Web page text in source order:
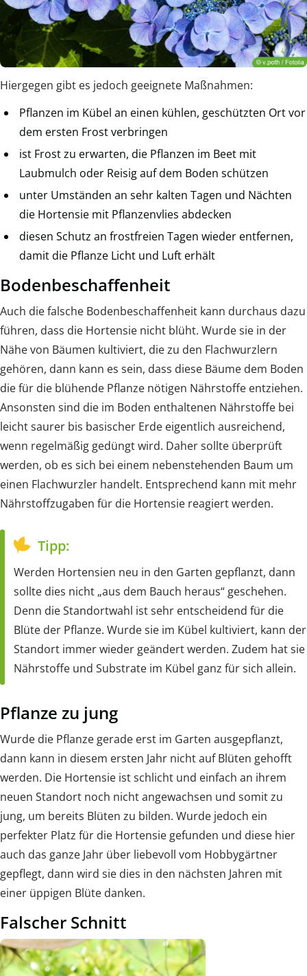
Hiergegen gibt es jedoch geeignete Maßnahmen:
Pflanzen im Kübel an einen kühlen, geschützten Ort vor
dem ersten Frost verbringen
ist Frost zu erwarten, die Pflanzen im Beet mit
Laubmulch oder Reisig auf dem Boden schützen
unter Umständen an sehr kalten Tagen und Nächten
die Hortensie mit Pflanzenvlies abdecken
diesen Schutz an frostfreien Tagen wieder entfernen,
damit die Pflanze Licht und Luft erhält
Bodenbeschaffenheit
Auch die falsche Bodenbeschaffenheit kann durchaus dazu
führen, dass die Hortensie nicht blüht. Wurde sie in der
Nähe von Bäumen kultiviert, die zu den Flachwurzlern
gehören, dann kann es sein, dass diese Bäume dem Boden
die für die blühende Pflanze nötigen Nährstoffe entziehen.
Ansonsten sind die im Boden enthaltenen Nährstoffe bei
leicht saurer bis basischer Erde eigentlich ausreichend,
wenn regelmäßig gedüngt wird. Daher sollte überprüft
werden, ob es sich bei einem nebenstehenden Baum um
einen Flachwurzler handelt. Entsprechend kann mit mehr
Nährstoffzugaben für die Hortensie reagiert werden.
Tipp:
Werden Hortensien neu in den Garten gepflanzt, dann
sollte dies nicht „aus dem Bauch heraus“ geschehen.
Denn die Standortwahl ist sehr entscheidend für die
Blüte der Pflanze. Wurde sie im Kübel kultiviert, kann der
Standort immer wieder geändert werden. Zudem hat sie
Nährstoffe und Substrate im Kübel ganz für sich allein.
Pflanze zu jung
Wurde die Pflanze gerade erst im Garten ausgepflanzt,
dann kann in diesem ersten Jahr nicht auf Blüten gehofft
werden. Die Hortensie ist schlicht und einfach an ihrem
neuen Standort noch nicht angewachsen und somit zu
jung, um bereits Blüten zu bilden. Wurde jedoch ein
perfekter Platz für die Hortensie gefunden und diese hier
auch das ganze Jahr über liebevoll vom Hobbygärtner
gepflegt, dann wird sie dies in den nächsten Jahren mit
einer üppigen Blüte danken.
Falscher Schnitt